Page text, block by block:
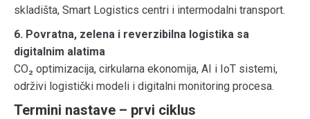
skladišta, Smart Logistics centri i intermodalni transport.
6. Povratna, zelena i reverzibilna logistika sa
digitalnim alatima
CO₂ optimizacija, cirkularna ekonomija, AI i IoT sistemi,
održivi logistički modeli i digitalni monitoring procesa.
Termini nastave – prvi ciklus